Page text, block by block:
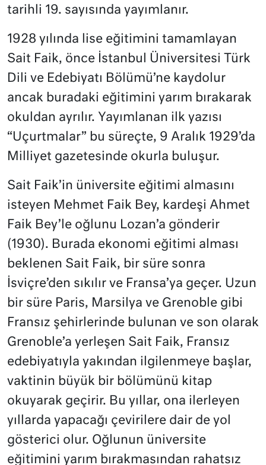
tarihli 19. sayısında yayımlanır.
1928 yılında lise eğitimini tamamlayan
Sait Faik, önce İstanbul Üniversitesi Türk
Dili ve Edebiyatı Bölümü’ne kaydolur
ancak buradaki eğitimini yarım bırakarak
okuldan ayrılır. Yayımlanan ilk yazısı
“Uçurtmalar” bu süreçte, 9 Aralık 1929’da
Milliyet gazetesinde okurla buluşur.
Sait Faik’in üniversite eğitimi almasını
isteyen Mehmet Faik Bey, kardeşi Ahmet
Faik Bey’le oğlunu Lozan’a gönderir
(1930). Burada ekonomi eğitimi alması
beklenen Sait Faik, bir süre sonra
İsviçre’den sıkılır ve Fransa’ya geçer. Uzun
bir süre Paris, Marsilya ve Grenoble gibi
Fransız şehirlerinde bulunan ve son olarak
Grenoble’a yerleşen Sait Faik, Fransız
edebiyatıyla yakından ilgilenmeye başlar,
vaktinin büyük bir bölümünü kitap
okuyarak geçirir. Bu yıllar, ona ilerleyen
yıllarda yapacağı çevirilere dair de yol
gösterici olur. Oğlunun üniversite
eğitimini yarım bırakmasından rahatsız